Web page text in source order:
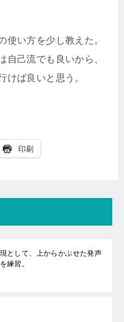
使い方を少し教えた。
自己流でも良いから、
けば良いと思う。
印刷
として、上からかぶせた発声
練習。